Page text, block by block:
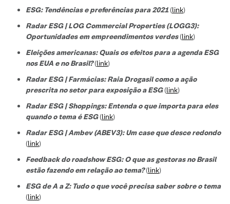
ESG: Tendências e preferências para 2021(link)
Radar ESG | LOG Commercial Properties (LOGG3):
Oportunidades em empreendimentos verdes(link)
Eleições americanas: Quais os efeitos para a agenda ESG
nos EUA e no Brasil?(link)
Radar ESG | Farmácias: Raia Drogasil como a ação
prescrita no setor para exposição a ESG(link)
Radar ESG | Shoppings: Entenda o que importa para eles
quando o tema é ESG(link)
Radar ESG | Ambev (ABEV3): Um case que desce redondo
(link)
Feedback do roadshow ESG: O que as gestoras no Brasil
estão fazendo em relação ao tema?(link)
ESG de A a Z: Tudo o que você precisa saber sobre o tema
(link)